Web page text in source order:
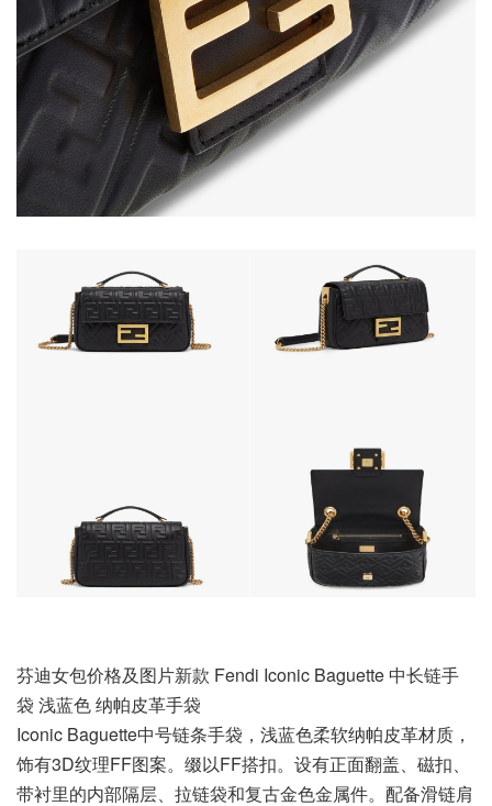
芬迪女包价格及图片新款 Fendi Iconic Baguette 中长链手
袋 浅蓝色 纳帕皮革手袋
Iconic Baguette中号链条手袋，浅蓝色柔软纳帕皮革材质，
饰有3D纹理FF图案。缀以FF搭扣。设有正面翻盖、磁扣、
带衬里的内部隔层、拉链袋和复古金色金属件。配备滑链肩